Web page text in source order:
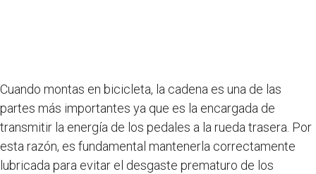
Cuando montas en bicicleta, la cadena es una de las
partes más importantes ya que es la encargada de
transmitir la energía de los pedales a la rueda trasera. Por
esta razón, es fundamental mantenerla correctamente
lubricada para evitar el desgaste prematuro de los